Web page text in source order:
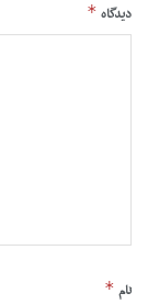
دیدگاه *
نام *